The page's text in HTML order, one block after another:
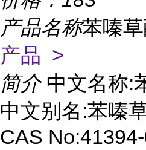
产品名称苯嗪
产品 >
简介 中文名称:
中文别名:苯嗪
CAS